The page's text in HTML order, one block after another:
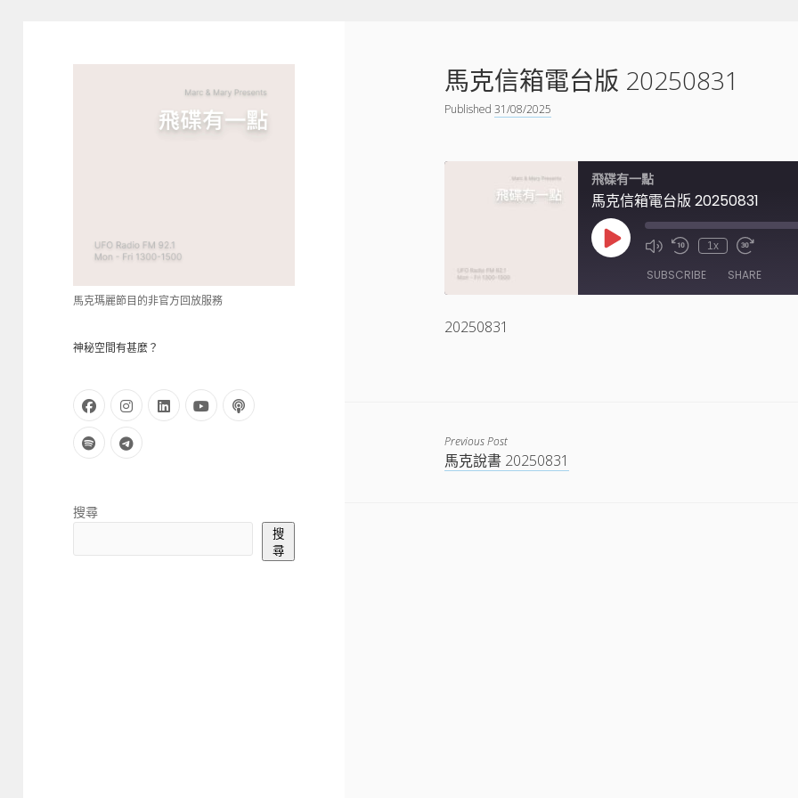
秘
空
間
馬克瑪麗節目的非官方回放服務
神秘空間有甚麼？
facebookinstagram
linkedinyoutubepodcast
spotifytelegram
Sidebar
搜尋
搜
尋
馬克信箱電台版 20250831
Published31/08/2025
飛碟有一點
馬克信箱電台版 20250831
Play
Episode
1x
SUBSCRIBE SHARE
SHARE
20250831
Previous Post
馬克說書 20250831